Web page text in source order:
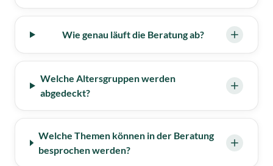
Wie genau läuft die Beratung ab?
Welche Altersgruppen werden
abgedeckt?
Welche Themen können in der Beratung
besprochen werden?